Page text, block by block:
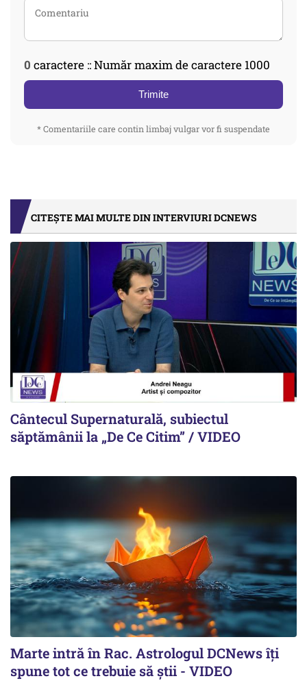
0 caractere :: Număr maxim de caractere 1000
Trimite
* Comentariile care contin limbaj vulgar vor fi suspendate
CITEȘTE MAI MULTE DIN INTERVIURI DCNEWS
Cântecul Supernaturală, subiectul
săptămânii la „De Ce Citim” / VIDEO
Marte intră în Rac. Astrologul DCNews îți
spune tot ce trebuie să știi - VIDEO